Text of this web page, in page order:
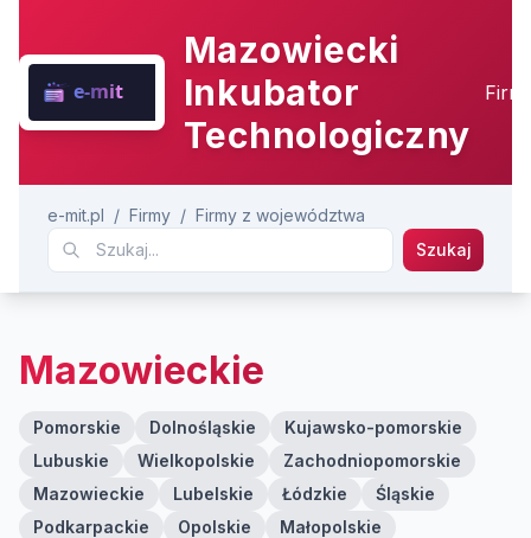
Mazowiecki
Inkubator
Technologiczny
e-mit.pl / Firmy / Firmy z województwa
Szukaj
Mazowieckie
Pomorskie Dolnośląskie
Kujawsko-pomorskie
Lubuskie
Wielkopolskie
Zachodniopomorskie
Mazowieckie
Lubelskie Łódzkie
Śląskie
Podkarpackie
Opolskie
Małopolskie